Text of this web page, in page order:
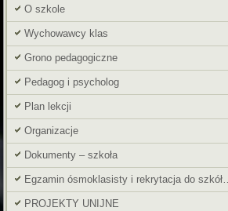
O szkole
Wychowawcy klas
Grono pedagogiczne
Pedagog i psycholog
Plan lekcji
Organizacje
Dokumenty – szkoła
Egzamin ósmoklasisty i rekrytacja do szkół…
PROJEKTY UNIJNE